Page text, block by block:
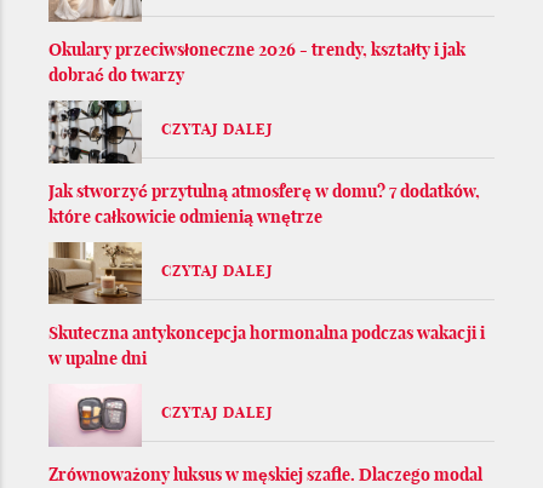
Okulary przeciwsłoneczne 2026 - trendy, kształty i jak
dobrać do twarzy
CZYTAJ DALEJ
Jak stworzyć przytulną atmosferę w domu? 7 dodatków,
które całkowicie odmienią wnętrze
CZYTAJ DALEJ
Skuteczna antykoncepcja hormonalna podczas wakacji i
w upalne dni
CZYTAJ DALEJ
Zrównoważony luksus w męskiej szafie. Dlaczego modal